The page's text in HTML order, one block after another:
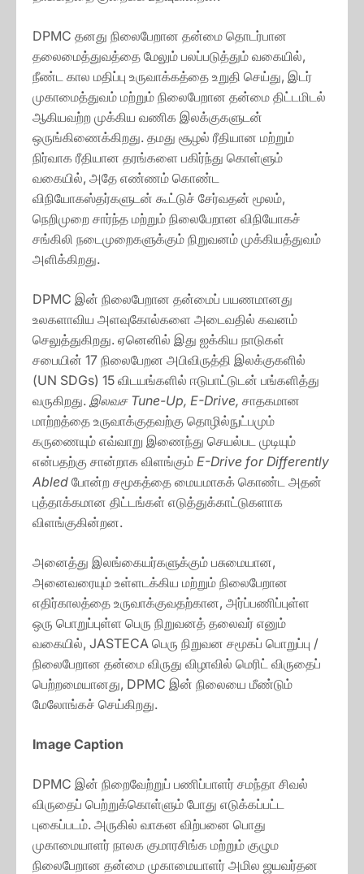
DPMC தனது நிலைபேறான தன்மை தொடர்பான
தலைமைத்துவத்தை மேலும் பலப்படுத்தும் வகையில்,
நீண்ட கால மதிப்பு உருவாக்கத்தை உறுதி செய்து, இடர்
முகாமைத்துவம் மற்றும் நிலைபேறான தன்மை திட்டமிடல்
ஆகியவற்ற முக்கிய வணிக இலக்குகளுடன்
ஒருங்கிணைக்கிறது. தமது சூழல் ரீதியான மற்றும்
நிர்வாக ரீதியான தரங்களை பகிர்ந்து கொள்ளும்
வகையில், அதே எண்ணம் கொண்ட
விநியோகஸ்தர்களுடன் கூட்டுச் சேர்வதன் மூலம்,
நெறிமுறை சார்ந்த மற்றும் நிலைபேறான விநியோகச்
சங்கிலி நடைமுறைகளுக்கும் நிறுவனம் முக்கியத்துவம்
அளிக்கிறது.
DPMC இன் நிலைபேறான தன்மைப் பயணமானது
உலகளாவிய அளவுகோல்களை அடைவதில் கவனம்
செலுத்துகிறது. ஏனெனில் இது ஐக்கிய நாடுகள்
சபையின் 17 நிலைபேறன அபிவிருத்தி இலக்குகளில்
(UN SDGs) 15 விடயங்களில் ஈடுபாட்டுடன் பங்களித்து
வருகிறது. இலவச Tune-Up, E-Drive, சாதகமான
மாற்றத்தை உருவாக்குதவற்கு தொழில்நுட்பமும்
கருணையும் எவ்வாறு இணைந்து செயல்பட முடியும்
என்பதற்கு சான்றாக விளங்கும் E-Drive for Differently
Abled போன்ற சமூகத்தை மையமாகக் கொண்ட அதன்
புத்தாக்கமான திட்டங்கள் எடுத்துக்காட்டுகளாக
விளங்குகின்றன.
அனைத்து இலங்கையர்களுக்கும் பசுமையான,
அனைவரையும் உள்ளடக்கிய மற்றும் நிலைபேறான
எதிர்காலத்தை உருவாக்குவதற்கான, அர்ப்பணிப்புள்ள
ஒரு பொறுப்புள்ள பெரு நிறுவனத் தலைவர் எனும்
வகையில், JASTECA பெரு நிறுவன சமூகப் பொறுப்பு /
நிலைபேறான தன்மை விருது விழாவில் மெரிட் விருதைப்
பெற்றமையானது, DPMC இன் நிலையை மீண்டும்
மேலோங்கச் செய்கிறது.
Image Caption
DPMC இன் நிறைவேற்றுப் பணிப்பாளர் சமந்தா சிவல்
விருதைப் பெற்றுக்கொள்ளும் போது எடுக்கப்பட்ட
புகைப்படம். அருகில் வாகன விற்பனை பொது
முகாமையாளர் நாலக குமாரசிங்க மற்றும் குழும
நிலைபேறான தன்மை முகாமையாளர் அமில ஜயவர்தன